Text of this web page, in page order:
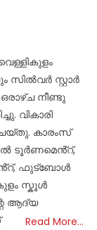
സ്റ്റാർ
നീണ്ടു
വികാരി
കാരംസ്
ടൂർണമെൻ്റ്,
ഫുട്ബോൾ
സ്കൂൾ
ആദ്യ
Read More…